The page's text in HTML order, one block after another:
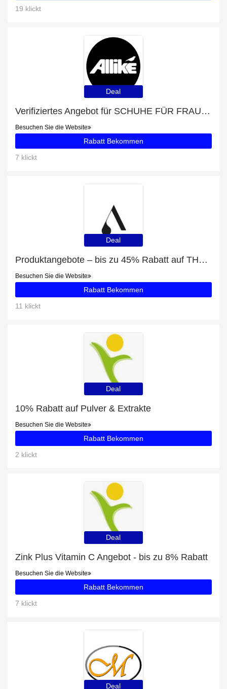
19 klickt
Deal
Verifiziertes Angebot für SCHUHE FÜR FRAUEN: 10% Rabatt
Besuchen Sie die Website
Rabatt Bekommen
7 klickt
Deal
Produktangebote – bis zu 45% Rabatt auf THC freies CBD Öl (5%)
Besuchen Sie die Website
Rabatt Bekommen
11 klickt
Deal
10% Rabatt auf Pulver & Extrakte
Besuchen Sie die Website
Rabatt Bekommen
2 klickt
Deal
Zink Plus Vitamin C Angebot - bis zu 8% Rabatt
Besuchen Sie die Website
Rabatt Bekommen
7 klickt
Deal